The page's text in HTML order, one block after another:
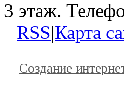
3 этаж.
RSS|Карта
Создание